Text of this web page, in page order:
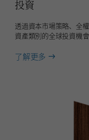
投資
透過資本市場策略、全
資產類別的全球投資機會
了解更多 about